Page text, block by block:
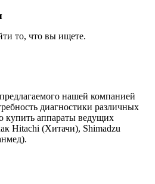
то, что вы ищете.
нашей компанией
диагностики различных
купить аппараты ведущих
Hitachi (Хитачи), Shimadzu